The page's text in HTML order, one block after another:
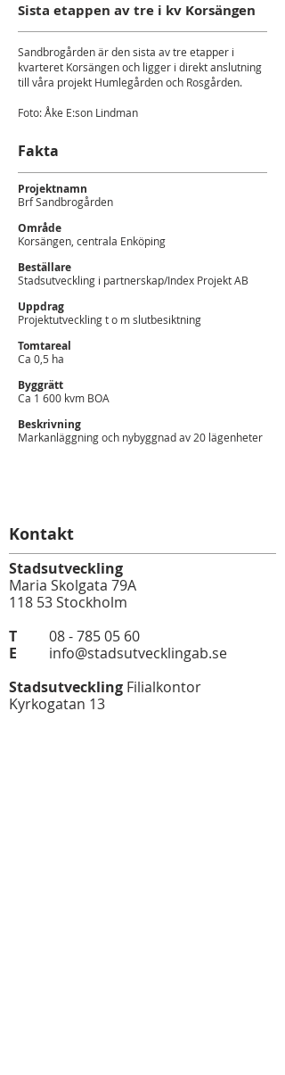
Sista etappen av tre i kv Korsängen
Sandbrogården är den sista av tre etapper i
kvarteret Korsängen och ligger i direkt anslutning
till våra projekt Humlegården och Rosgården.
Foto: Åke E:son Lindman
Fakta
Projektnamn
Brf Sandbrogården
Område
Korsängen, centrala Enköping
Beställare
Stadsutveckling i partnerskap/Index Projekt AB
Uppdrag
Projektutveckling t o m slutbesiktning
Tomtareal
Ca 0,5 ha
Byggrätt
Ca 1 600 kvm BOA
Beskrivning
Markanläggning och nybyggnad av 20 lägenheter
Kontakt
Stadsutveckling
Maria Skolgata 79A
118 53 Stockholm
T 08 - 785 05 60
E
info@stadsutvecklingab.se
Stadsutveckling Filialkontor
Kyrkogatan 13